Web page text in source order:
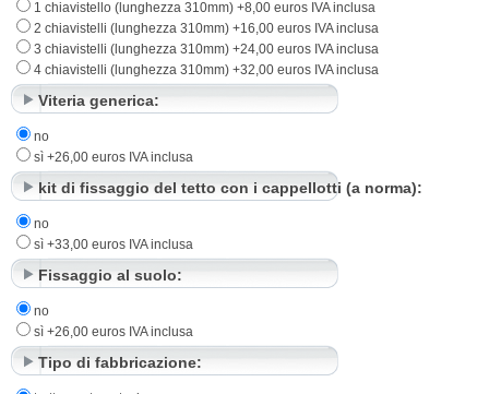
1 chiavistello (lunghezza 310mm) +8,00 euros IVA inclusa
2 chiavistelli (lunghezza 310mm) +16,00 euros IVA inclusa
3 chiavistelli (lunghezza 310mm) +24,00 euros IVA inclusa
4 chiavistelli (lunghezza 310mm) +32,00 euros IVA inclusa
Viteria generica:
no
sì +26,00 euros IVA inclusa
kit di fissaggio del tetto con i cappellotti (a norma):
no
sì +33,00 euros IVA inclusa
Fissaggio al suolo:
no
sì +26,00 euros IVA inclusa
Tipo di fabbricazione: